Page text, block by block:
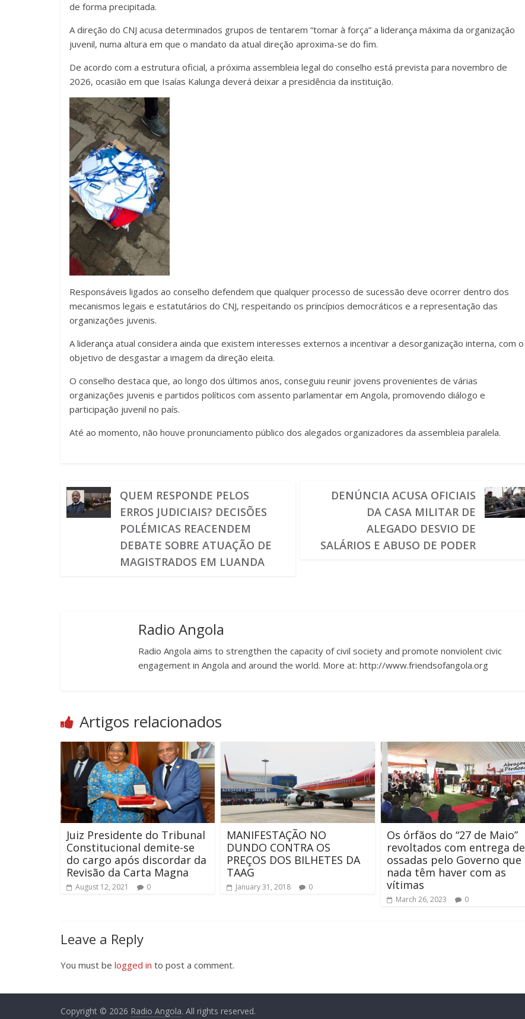
de forma precipitada.
A direção do CNJ acusa determinados grupos de tentarem “tomar à força” a liderança máxima da organização
juvenil, numa altura em que o mandato da atual direção aproxima-se do fim.
De acordo com a estrutura oficial, a próxima assembleia legal do conselho está prevista para novembro de
2026, ocasião em que Isaías Kalunga deverá deixar a presidência da instituição.
Responsáveis ligados ao conselho defendem que qualquer processo de sucessão deve ocorrer dentro dos
mecanismos legais e estatutários do CNJ, respeitando os princípios democráticos e a representação das
organizações juvenis.
A liderança atual considera ainda que existem interesses externos a incentivar a desorganização interna, com o
objetivo de desgastar a imagem da direção eleita.
O conselho destaca que, ao longo dos últimos anos, conseguiu reunir jovens provenientes de várias
organizações juvenis e partidos políticos com assento parlamentar em Angola, promovendo diálogo e
participação juvenil no país.
Até ao momento, não houve pronunciamento público dos alegados organizadores da assembleia paralela.
QUEM RESPONDE PELOS
ERROS JUDICIAIS? DECISÕES
POLÉMICAS REACENDEM
DEBATE SOBRE ATUAÇÃO DE
MAGISTRADOS EM LUANDA
DENÚNCIA ACUSA OFICIAIS
DA CASA MILITAR DE
ALEGADO DESVIO DE
SALÁRIOS E ABUSO DE PODER
Radio Angola
Radio Angola aims to strengthen the capacity of civil society and promote nonviolent civic
engagement in Angola and around the world. More at: http://www.friendsofangola.org
Artigos relacionados
Juiz Presidente do Tribunal
Constitucional demite-se
do cargo após discordar da
Revisão da Carta Magna
August 12, 2021 0
MANIFESTAÇÃO NO
DUNDO CONTRA OS
PREÇOS DOS BILHETES DA
TAAG
January 31, 2018 0
Os órfãos do “27 de Maio”
revoltados com entrega de
ossadas pelo Governo que
nada têm haver com as
vítimas
March 26, 2023 0
Leave a Reply
You must be logged in to post a comment.
Copyright © 2026 Radio Angola. All rights reserved.